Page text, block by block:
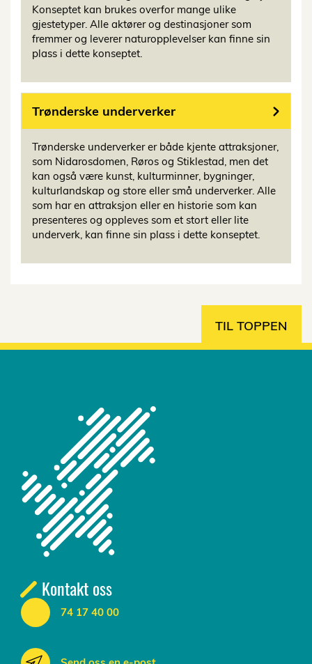
Konseptet kan brukes overfor mange ulike
gjestetyper. Alle aktører og destinasjoner som
fremmer og leverer naturopplevelser kan finne sin
plass i dette konseptet.
Trønderske underverker
Trønderske underverker er både kjente attraksjoner,
som Nidarosdomen, Røros og Stiklestad, men det
kan også være kunst, kulturminner, bygninger,
kulturlandskap og store eller små underverker. Alle
som har en attraksjon eller en historie som kan
presenteres og oppleves som et stort eller lite
underverk, kan finne sin plass i dette konseptet.
TIL TOPPEN
Kontakt oss
74 17 40 00